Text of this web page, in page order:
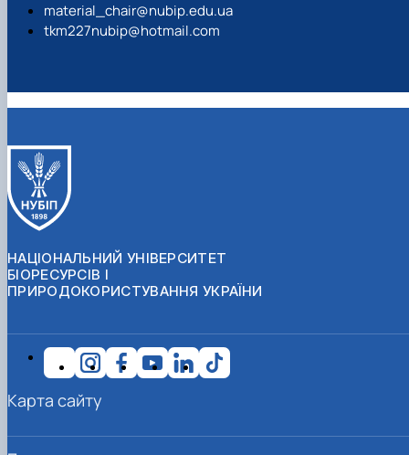
material_chair@nubip.edu.ua
tkm227nubip@hotmail.com
НАЦІОНАЛЬНИЙ УНІВЕРСИТЕТ
БІОРЕСУРСІВ І
ПРИРОДОКОРИСТУВАННЯ УКРАЇНИ
Карта сайту